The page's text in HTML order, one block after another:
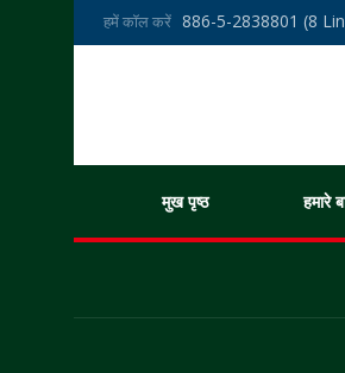
हमें कॉल करें 886-5-2838801 (8
मुख पृष्ठ हमारे